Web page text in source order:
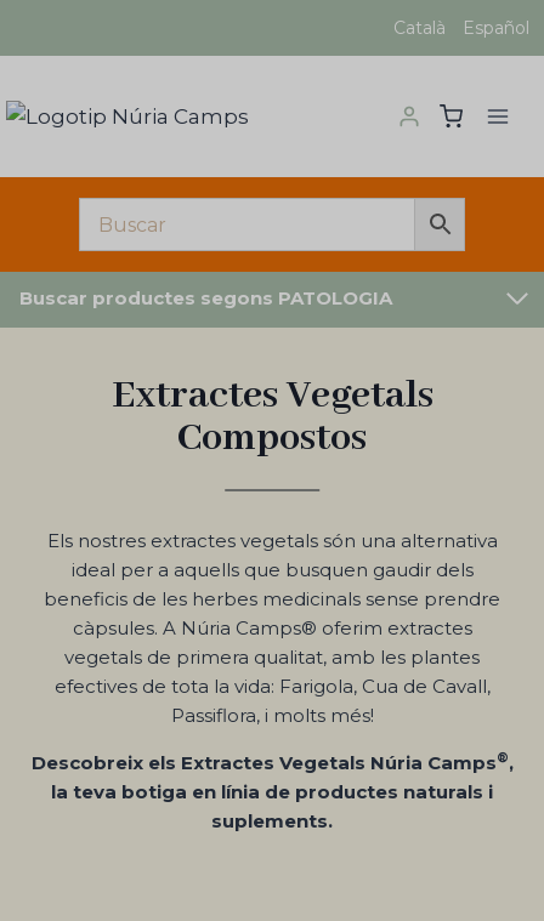
Català Español
Buscar productes segons PATOLOGIA
Extractes Vegetals
Compostos
Els nostres extractes vegetals són una alternativa
ideal per a aquells que busquen gaudir dels
beneficis de les herbes medicinals sense prendre
càpsules. A Núria Camps® oferim extractes
vegetals de primera qualitat, amb les plantes
efectives de tota la vida: Farigola, Cua de Cavall,
Passiflora, i molts més!
Descobreix els Extractes Vegetals Núria Camps®,
la teva botiga en línia de productes naturals i
suplements.